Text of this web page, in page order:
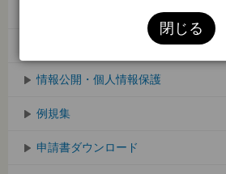
閉じる
情報公開・個人情報保護
例規集
申請書ダウンロード